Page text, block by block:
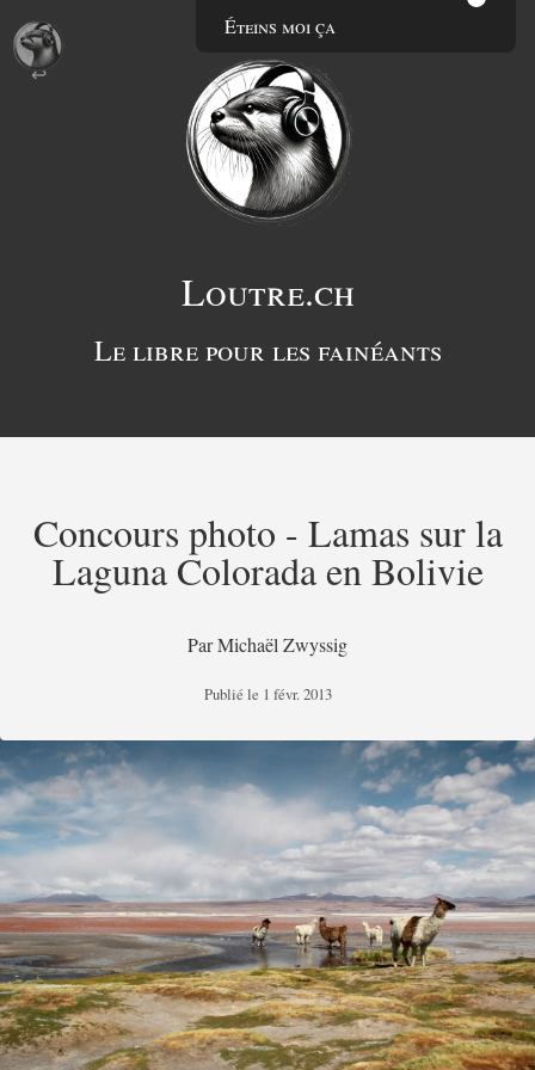
Loutre.ch
Le libre pour les fainéants
Éteins moi ça
Concours photo - Lamas sur la
Laguna Colorada en Bolivie
ParMichaël Zwyssig
Publié le 1 févr. 2013